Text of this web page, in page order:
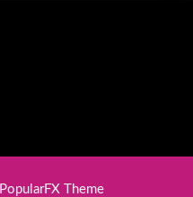
PopularFX Theme